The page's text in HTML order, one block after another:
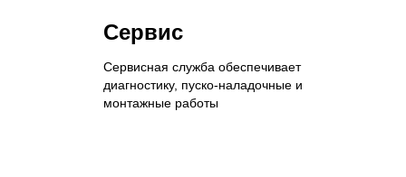
Сервис
Сервисная служба обеспечивает
диагностику, пуско-наладочные и
монтажные работы